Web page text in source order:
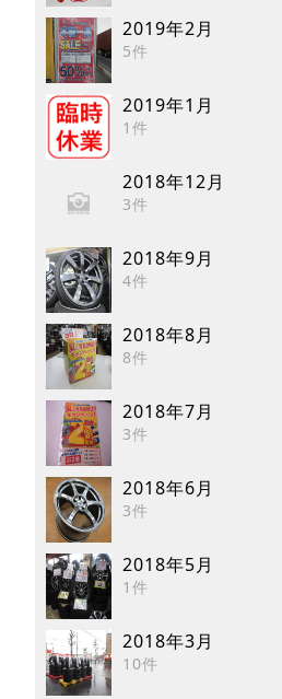
2019年2月
5件
2019年1月
1件
2018年12月
3件
2018年9月
4件
2018年8月
8件
2018年7月
3件
2018年6月
3件
2018年5月
1件
2018年3月
10件